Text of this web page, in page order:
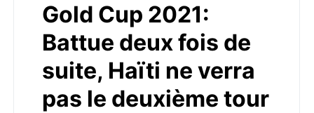
Gold Cup 2021:
Battue deux fois de
suite, Haïti ne verra
pas le deuxième tour